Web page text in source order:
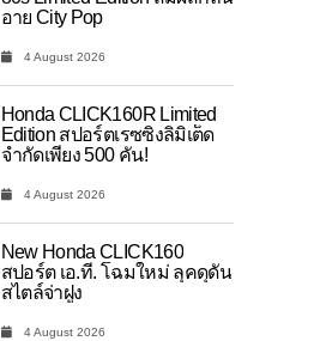
อาย City Pop
4 August 2026
Honda CLICK160R Limited
Edition สปอร์ตเรซซิ่งลิมิเต็ด
จำกัดเพียง 500 คัน!
4 August 2026
New Honda CLICK160
สปอร์ต เอ.ที. โฉมใหม่ ลุคดุดัน
สไตล์จ่าฝูง
4 August 2026